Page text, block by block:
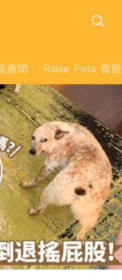
趣聞 Raise Pets 養